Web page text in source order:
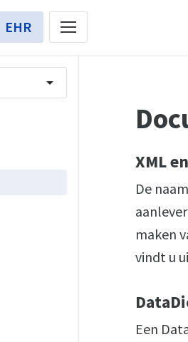
EHR
arrow_drop_down
XML
De
maken
vindt u
Een